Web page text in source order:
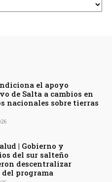
el apoyo
de Salta a cambios en
nacionales sobre tierras
| Gobierno y
del sur salteño
descentralizar
programa